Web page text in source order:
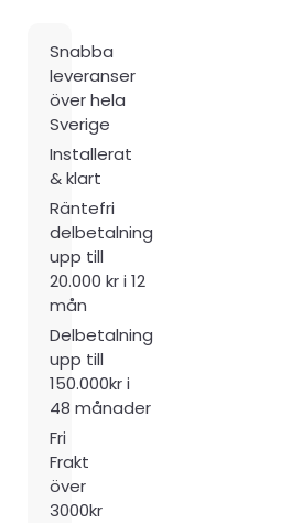
Snabba
leveranser
över hela
Sverige
Installerat
& klart
Räntefri
delbetalning
upp till
20.000 kr i 12
mån
Delbetalning
upp till
150.000kr i
48 månader
Fri
Frakt
över
3000kr